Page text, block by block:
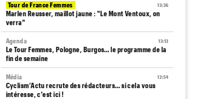
13:36
Tour de France Femmes
Marlen Reusser, maillot jaune : "Le Mont Ventoux, on
verra"
13:13
Agenda
Le Tour Femmes, Pologne, Burgos… le programme de la
fin de semaine
12:54
Média
Cyclism’Actu recrute des rédacteurs… si cela vous
intéresse, c'est ici !